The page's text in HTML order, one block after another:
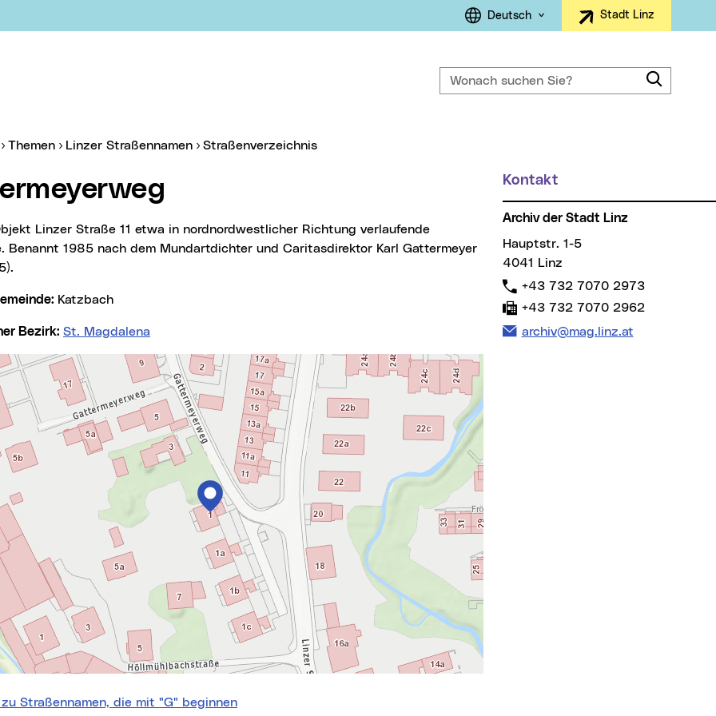
Sprachauswahl
Deutsch Stadt Linz
Wonach suchen Sie?
Themen Linzer Straßennamen Straßenverzeichnis(aktueller Menüpunkt)
Benannt 1985 nach dem Mundartdichter und Caritasdirektor Karl Gattermeyer
Katzbach
Bezirk: St. Magdalena
Straßennamen, die mit "G" beginnen
Weitere Informationen
Kontakt
Archiv der Stadt Linz
Hauptstr. 1-5
4041 Linz
Telefon:
+43 732 7070 2973
Fax:
+43 732 7070 2962
E-Mail Adresse:
archiv@mag.linz.at